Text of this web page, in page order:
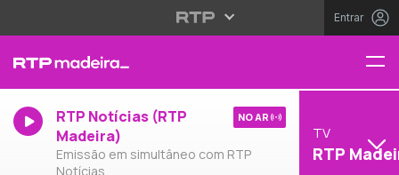
Entrar
RTP Notícias (RTP
Madeira)
Emissão em simultâneo com RTP
Notícias
NO AR
TV
RTP